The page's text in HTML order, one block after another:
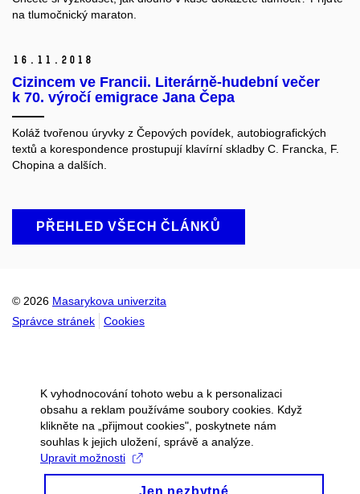
na tlumočnický maraton.
16. 11. 2018
Cizincem ve Francii. Literárně-hudební večer
k 70. výročí emigrace Jana Čepa
Koláž tvořenou úryvky z Čepových povídek, autobiografických
textů a korespondence prostupují klavírní skladby C. Francka, F.
Chopina a dalších.
PŘEHLED VŠECH ČLÁNKŮ
© 2026 Masarykova univerzita
Správce stránek
Cookies
K vyhodnocování tohoto webu a k personalizaci
obsahu a reklam používáme soubory cookies. Když
klikněte na „přijmout cookies", poskytnete nám
souhlas k jejich uložení, správě a analýze.
Upravit možnosti
Jen nezbytné